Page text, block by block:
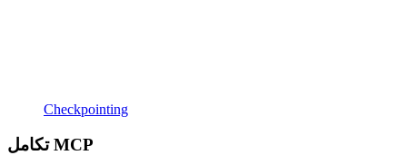
Checkpointing
تكامل MCP